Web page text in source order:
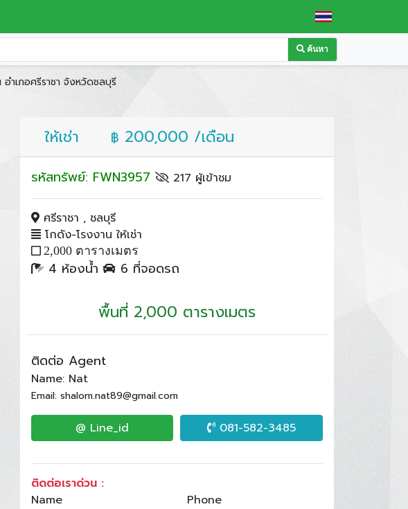
ค้นหา
ำเภอศรีราชา จังหวัดชลบุรี
ให้เช่า ฿ 200,000 /เดือน
รหัสทรัพย์: FWN3957 217 ผู้เข้าชม
ศรีราชา , ชลบุรี
โกดัง-โรงงาน ให้เช่า
2,000 ตารางเมตร
4 ห้องน้ำ 6 ที่จอดรถ
พื้นที่ 2,000 ตารางเมตร
ติดต่อ Agent
Name: Nat
Email: shalom.nat89@gmail.com
@ Line_id 081-582-3485
ติดต่อเราด่วน :
Name
Phone